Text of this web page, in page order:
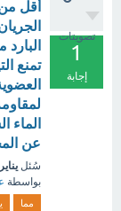
تصويتات
1
إجابة
أقل
تمنع
عن
سُئل يناير 14، 2025
بواسطة
مما